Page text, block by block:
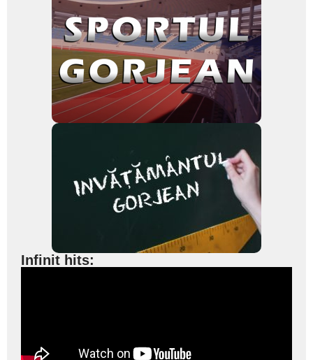
Infinit hits: